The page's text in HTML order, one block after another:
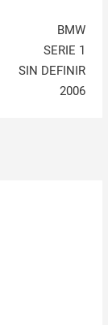
BMW
SERIE 1
SIN DEFINIR
2006